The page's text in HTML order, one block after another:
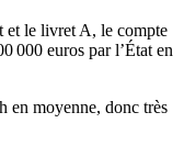
et le livret A, le compte
000 euros par l’État en
en moyenne, donc très